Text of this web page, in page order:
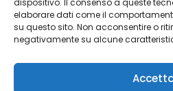
dispositivo. Il consenso a queste
elaborare dati come il
su questo sito. Non acconsentire o
negativamente su alcune
Aprile 2022